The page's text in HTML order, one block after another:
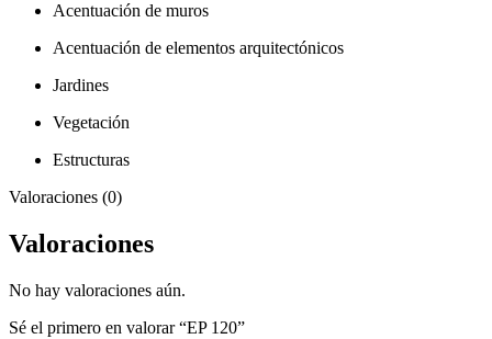
Acentuación de muros
Acentuación de elementos arquitectónicos
Jardines
Vegetación
Estructuras
Valoraciones (0)
Valoraciones
No hay valoraciones aún.
Sé el primero en valorar “EP 120”